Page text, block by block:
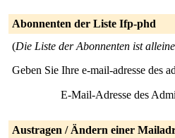
Abonnenten der Liste Ifp-phd
(Die Liste der Abonnenten ist
Geben Sie Ihre e-mail-adresse des
E-Mail-Adresse des
Austragen / Ändern einer